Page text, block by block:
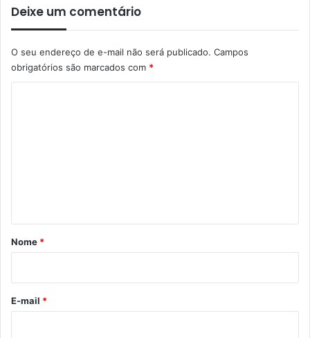
Deixe um comentário
O seu endereço de e-mail não será publicado. Campos
obrigatórios são marcados com *
r
*
Nome *
E-mail *